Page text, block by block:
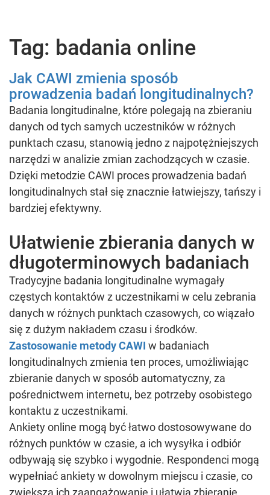
Tag: badania online
Jak CAWI zmienia sposób
prowadzenia badań longitudinalnych?
Badania longitudinalne, które polegają na zbieraniu
danych od tych samych uczestników w różnych
punktach czasu, stanowią jedno z najpotężniejszych
narzędzi w analizie zmian zachodzących w czasie.
Dzięki metodzie CAWI proces prowadzenia badań
longitudinalnych stał się znacznie łatwiejszy, tańszy i
bardziej efektywny.
Ułatwienie zbierania danych w
długoterminowych badaniach
Tradycyjne badania longitudinalne wymagały
częstych kontaktów z uczestnikami w celu zebrania
danych w różnych punktach czasowych, co wiązało
się z dużym nakładem czasu i środków.
Zastosowanie metody CAWI w badaniach
longitudinalnych zmienia ten proces, umożliwiając
zbieranie danych w sposób automatyczny, za
pośrednictwem internetu, bez potrzeby osobistego
kontaktu z uczestnikami.
Ankiety online mogą być łatwo dostosowywane do
różnych punktów w czasie, a ich wysyłka i odbiór
odbywają się szybko i wygodnie. Respondenci mogą
wypełniać ankiety w dowolnym miejscu i czasie, co
zwiększa ich zaangażowanie i ułatwia zbieranie